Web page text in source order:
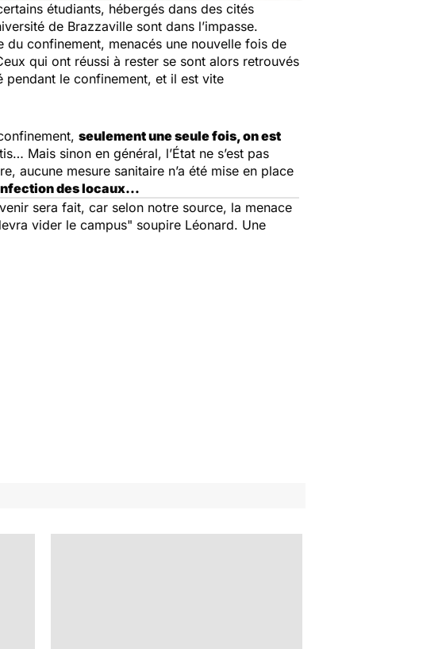
étudiants, hébergés dans des cités
de Brazzaville sont dans l’impasse.
du confinement, menacés une nouvelle fois de
qui ont réussi à rester se sont alors retrouvés
pendant le confinement, et il est vite
seulement une seule fois, on est
Mais sinon en général, l’État ne s’est pas
aucune mesure sanitaire n’a été mise en place
des locaux…
sera fait, car selon notre source, la menace
vider le campus" soupire Léonard. Une